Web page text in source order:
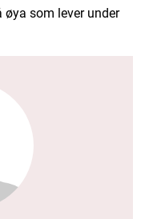
øya som lever under